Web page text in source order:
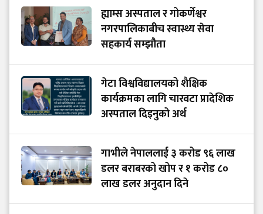
ह्याम्स अस्पताल र गोकर्णेश्वर
नगरपालिकाबीच स्वास्थ्य सेवा
सहकार्य सम्झौता
गेटा विश्वविद्यालयको शैक्षिक
कार्यक्रमका लागि चारवटा प्रादेशिक
अस्पताल दिइनुको अर्थ
गाभीले नेपाललाई ३ करोड ९६ लाख
डलर बराबरको खोप र १ करोड ८०
लाख डलर अनुदान दिने